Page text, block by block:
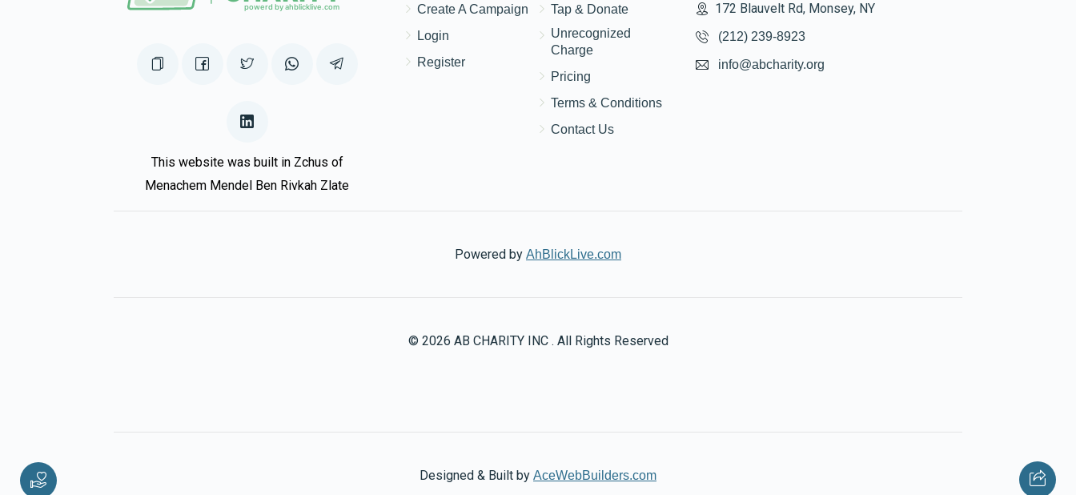
This website was built in Zchus of
Menachem Mendel Ben Rivkah Zlate
Create A Campaign
Login
Register
Tap & Donate
Unrecognized
Charge
Pricing
Terms & Conditions
Contact Us
172 Blauvelt Rd, Monsey, NY
(212) 239-8923
info@abcharity.org
Powered by AhBlickLive.com
© 2026 AB CHARITY INC . All Rights Reserved
Designed & Built by AceWebBuilders.com